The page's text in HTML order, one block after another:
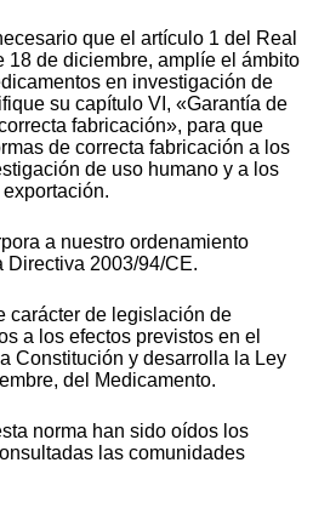
que el artículo 1 del Real
18 de diciembre, amplíe el ámbito
en investigación de
su capítulo VI, «Garantía de
fabricación», para que
de correcta fabricación a los
de uso humano y a los
a nuestro ordenamiento
Directiva 2003/94/CE.
carácter de legislación de
a los efectos previstos en el
Constitución y desarrolla la Ley
del Medicamento.
norma han sido oídos los
las comunidades